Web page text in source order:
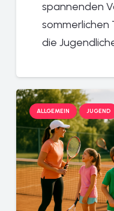
spannenden
die
ALLGEMEIN JUGEND